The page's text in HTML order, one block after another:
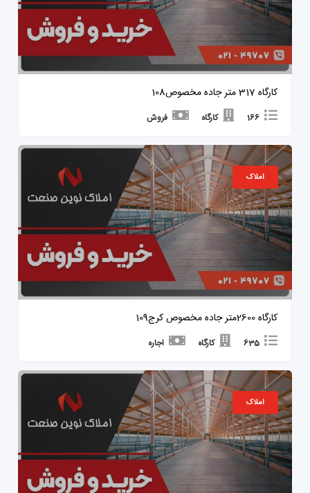
کارگاه 317 متر جاده مخصوص108
166 کارگاه فروش
املاک
کارگاه 2600متر جاده مخصوص کرج109
635 کارگاه اجاره
املاک